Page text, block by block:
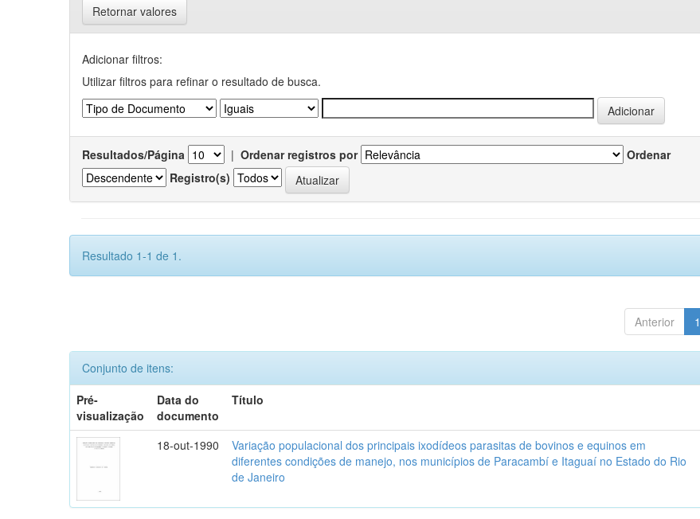
Retornar valores
Adicionar filtros:
Utilizar filtros para refinar o resultado de busca.
Resultados/Página | Ordenar registros por
Ordenar
Registro(s)
Resultado 1-1 de 1.
Anterior 1
Conjunto de itens:
Pré-
visualização
Data do
documento
Título
18-out-1990
Variação populacional dos principais ixodídeos parasitas de bovinos e equinos em
diferentes condições de manejo, nos municípios de Paracambí e Itaguaí no Estado do Rio
de Janeiro